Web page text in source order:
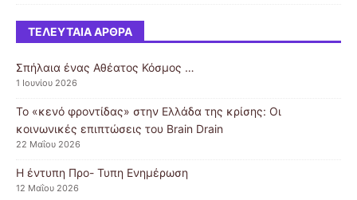
ΤΕΛΕΥΤΑΊΑ ΆΡΘΡΑ
Σπήλαια ένας Αθέατος Κόσμος …
1 Ιουνίου 2026
Το «κενό φροντίδας» στην Ελλάδα της κρίσης: Οι
κοινωνικές επιπτώσεις του Brain Drain
22 Μαΐου 2026
Η έντυπη Προ- Τυπη Ενημέρωση
12 Μαΐου 2026